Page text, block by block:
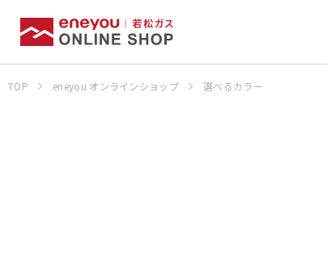
TOP eneyou オンラインショップ 選べるカラー